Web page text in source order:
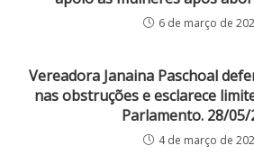
6 de março de
Vereadora Janaina Paschoal
nas obstruções e esclarece
Parlamento. 28/05/
4 de março de